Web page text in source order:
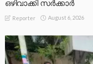
ഒഴിവാക്കി സർക്കാർ
Reporter August 6, 2026